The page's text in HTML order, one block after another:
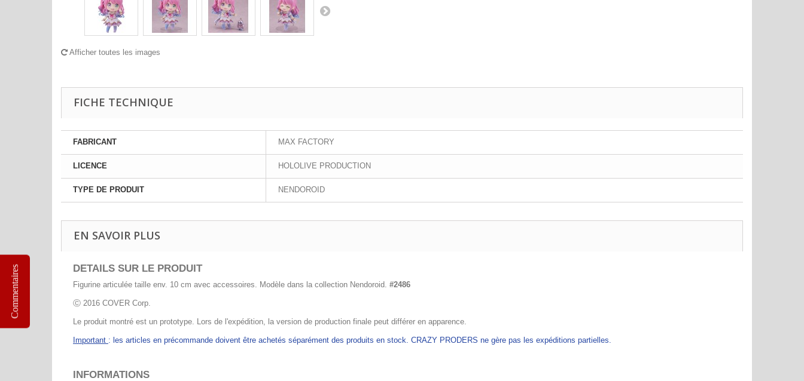
Afficher toutes les images
FICHE TECHNIQUE
FABRICANT MAX FACTORY
LICENCE HOLOLIVE PRODUCTION
TYPE DE PRODUIT NENDOROID
EN SAVOIR PLUS
DETAILS SUR LE PRODUIT
Figurine articulée taille env. 10 cm avec accessoires. Modèle dans la collection Nendoroid. #2486
Ⓒ 2016 COVER Corp.
Le produit montré est un prototype. Lors de l'expédition, la version de production finale peut différer en apparence.
Important : les articles en précommande doivent être achetés séparément des produits en stock. CRAZY PRODERS ne gère pas les expéditions partielles.
INFORMATIONS
Commentaires